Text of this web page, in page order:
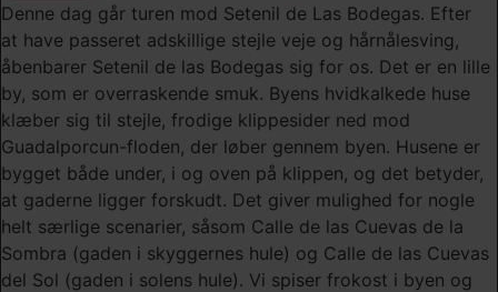
Denne dag går turen mod Setenil de Las Bodegas. Efter
at have passeret adskillige stejle veje og hårnålesving,
åbenbarer Setenil de las Bodegas sig for os. Det er en lille
by, som er overraskende smuk. Byens hvidkalkede huse
klæber sig til stejle, frodige klippesider ned mod
Guadalporcun-floden, der løber gennem byen. Husene er
bygget både under, i og oven på klippen, og det betyder,
at gaderne ligger forskudt. Det giver mulighed for nogle
helt særlige scenarier, såsom Calle de las Cuevas de la
Sombra (gaden i skyggernes hule) og Calle de las Cuevas
del Sol (gaden i solens hule). Vi spiser frokost i byen og